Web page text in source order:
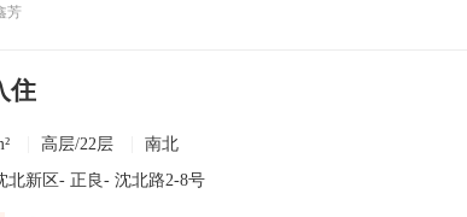
芳
住
高层/22层
南北
北新区- 正良- 沈北路2-8号